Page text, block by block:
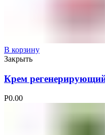
В корзину
Закрыть
Крем
Р0.00